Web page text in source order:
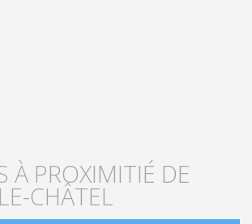
À PROXIMITIÉ DE
CHÂTEL